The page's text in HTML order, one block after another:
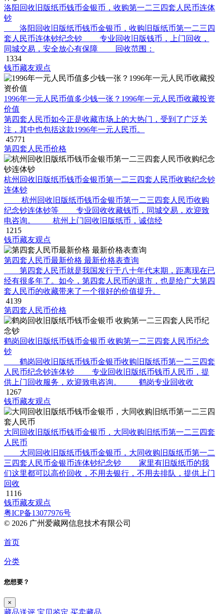
洛阳回收旧版纸币钱币金银币，收购第一二三四套人民币连体
钞
洛阳回收旧版纸币钱币金银币，收购旧版纸币第一二三四
套人民币连体钞纪念钞 专业回收旧版钱币，上门回收，
同城交易，安全放心有保障 回收范围：
1334
钱币藏友观点
1996年一元人民币值多少钱一张？1996年一元人民币收藏投资
价值
第四套人民币如今正是收藏市场上的大热门，受到了广泛关
注，其中也包括这款1996年一元人民币。
45771
第四套人民币价格
杭州回收旧版纸币钱币金银币第一二三四套人民币收购纪念钞
连体钞
杭州回收旧版纸币钱币金银币第一二三四套人民币收购
纪念钞连体钞等 专业回收收藏钱币，同城交易，欢迎致
电咨询。 杭州上门回收旧版纸币，诚信经
1215
钱币藏友观点
第四套人民币最新价格 最新价格表查询
第四套人民币就是我国发行于八十年代末期，距离现在已
经有很多年了。如今，第四套人民币的退市，也是给广大第四
套人民币的收藏带来了一个很好的价值提升。
4139
第四套人民币价格
鹤岗回收旧版纸币钱币金银币 收购第一二三四套人民币纪念
钞
鹤岗回收旧版纸币钱币金银币收购旧版纸币第一二三四套
人民币纪念钞连体钞 专业回收旧版纸币钱币人民币，提
供上门回收服务，欢迎致电咨询。 鹤岗专业回收收
1267
钱币藏友观点
大同回收旧版纸币钱币金银币，大同收购旧纸币第一二三四套
人民币
大同回收旧版纸币钱币金银币，大同收购旧版纸币第一二
三四套人民币金银币连体钞纪念钞 家里有旧版纸币的我
们这里都可以高价回收，不用去银行，不用去排队，提供上门
回收
1116
钱币藏友观点
粤ICP备13077976号
© 2026 广州爱藏网信息技术有限公司
首页
分类
您想要？
×